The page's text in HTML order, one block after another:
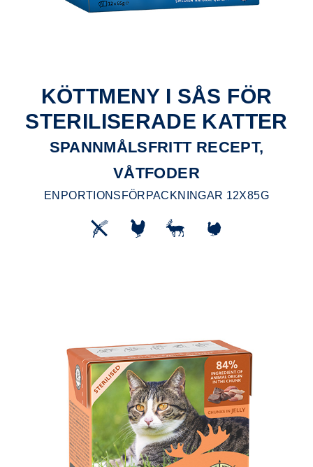
KÖTTMENY I SÅS FÖR
STERILISERADE KATTER
SPANNMÅLSFRITT RECEPT,
VÅTFODER
ENPORTIONSFÖRPACKNINGAR 12X85G